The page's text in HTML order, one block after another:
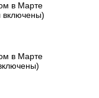
в Марте
включены)
в Марте